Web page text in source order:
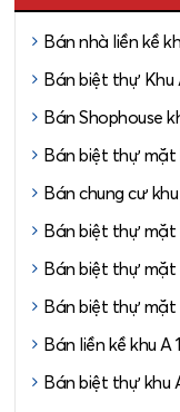
Bán nhà liền kề
Bán biệt thự Khu
Bán Shophouse
Bán biệt thự mặt
Bán chung cư
Bán biệt thự
Bán biệt thự
Bán biệt thự
Bán liền kề khu A
Bán biệt thự khu